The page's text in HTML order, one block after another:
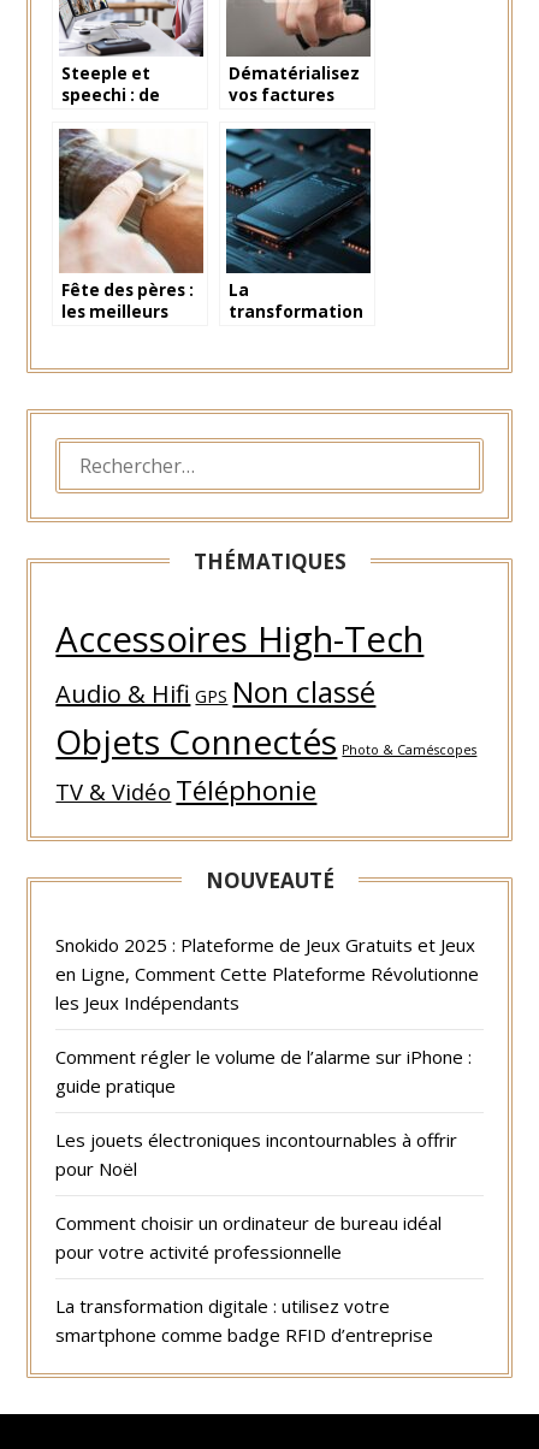
Steeple et
speechi : de
social interne
Dématérialisez
vos factures
logiciels dédiés :
un pas vers
l’avenir
Fête des pères :
les meilleurs
surprendre
La
transformation
smartphone
RFID d’entreprise
RECHERCHER :
THÉMATIQUES
Accessoires High-Tech
Audio & Hifi GPS Non classé
Objets Connectés Photo & Caméscopes
TV & Vidéo Téléphonie
NOUVEAUTÉ
Snokido 2025 : Plateforme de Jeux Gratuits et Jeux
en Ligne, Comment Cette Plateforme Révolutionne
les Jeux Indépendants
Comment régler le volume de l’alarme sur iPhone :
guide pratique
Les jouets électroniques incontournables à offrir
pour Noël
Comment choisir un ordinateur de bureau idéal
pour votre activité professionnelle
La transformation digitale : utilisez votre
smartphone comme badge RFID d’entreprise